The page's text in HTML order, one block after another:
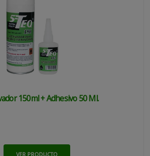
150ml + Adhesivo 50 Ml.